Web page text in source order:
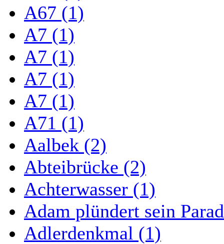
A67 (1)
A7 (1)
A7 (1)
A7 (1)
A7 (1)
A71 (1)
Aalbek (2)
Abteibrücke (2)
Achterwasser (1)
Adam plündert sein
Adlerdenkmal (1)